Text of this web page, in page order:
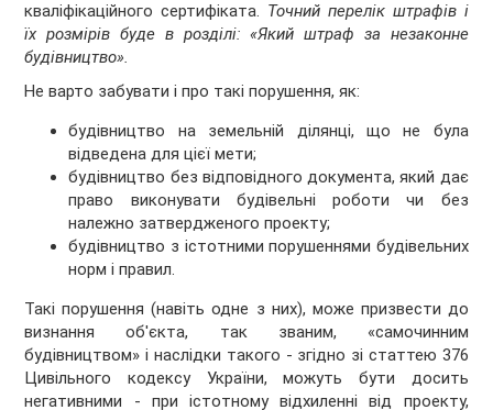
кваліфікаційного сертифіката. Точний перелік штрафів і
їх розмірів буде в розділі: «Який штраф за незаконне
будівництво».
Не варто забувати і про такі порушення, як:
будівництво на земельній ділянці, що не була
відведена для цієї мети;
будівництво без відповідного документа, який дає
право виконувати будівельні роботи чи без
належно затвердженого проекту;
будівництво з істотними порушеннями будівельних
норм і правил.
Такі порушення (навіть одне з них), може призвести до
визнання об'єкта, так званим, «самочинним
будівництвом» і наслідки такого - згідно зі статтею 376
Цивільного кодексу України, можуть бути досить
негативними - при істотному відхиленні від проекту,